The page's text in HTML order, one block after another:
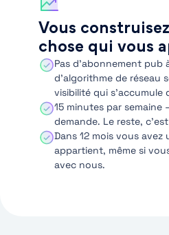
Vous
chose qui vous
Pas d’abonnement pub
d’algorithme de réseau
visibilité qui s’accumule
15 minutes par semaine
demande. Le reste,
Dans 12 mois vous
appartient, même si
avec nous.